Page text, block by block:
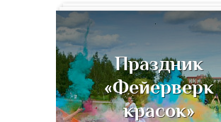
Праздник
«Фейерверк
красок»